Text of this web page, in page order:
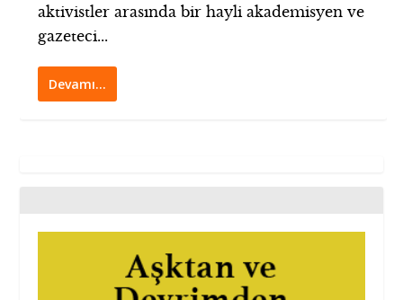
aktivistler arasında bir hayli akademisyen ve
gazeteci...
Devamı…